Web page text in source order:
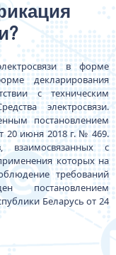
в форме
декларирования
с техническим
электросвязи.
постановлением
20 июня 2018 г. № 469.
взаимосвязанных с
которых на
требований
постановлением
Беларусь от 24